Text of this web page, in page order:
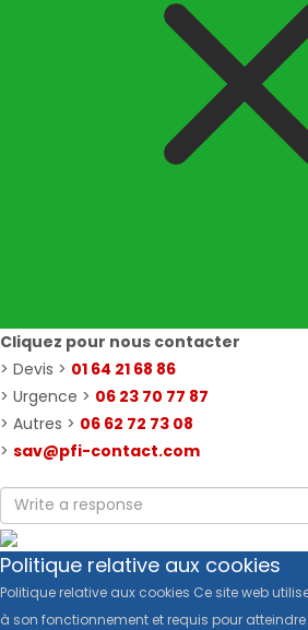
Cliquez pour nous contacter
> Devis > 01 64 21 68 86
> Urgence > 06 23 70 77 87
> Autres > 06 62 72 73 08
> sav@pfi-contact.com
Politique relative aux cookies
Politique relative aux cookies Ce site web
à son fonctionnement et requis pour